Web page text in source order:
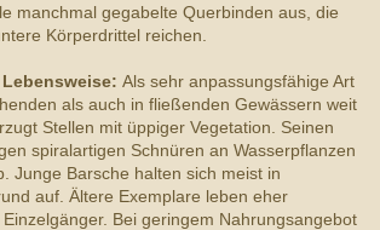
manchmal gegabelte Querbinden aus, die
Körperdrittel reichen.
Als sehr anpassungsfähige Art
als auch in fließenden Gewässern weit
Stellen mit üppiger Vegetation. Seinen
spiralartigen Schnüren an Wasserpflanzen
Junge Barsche halten sich meist in
auf. Ältere Exemplare leben eher
Bei geringem Nahrungsangebot